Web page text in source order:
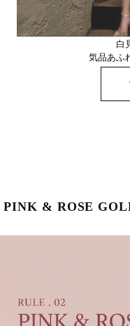
白
気品あふ
PINK & ROSE